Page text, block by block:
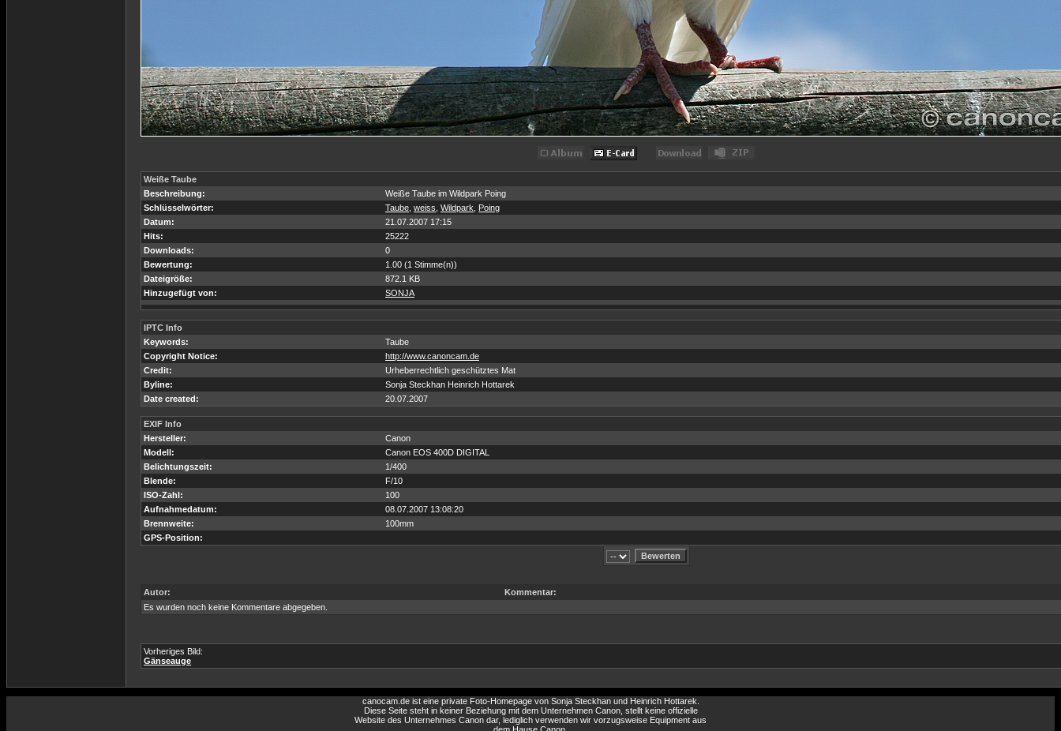
Weiße Taube
Beschreibung:
Weiße Taube im Wildpark Poing
Schlüsselwörter:
Taube weiss Wildpark
Poing
Datum:
21.07.2007 17:15
Hits:
25222
Downloads:
0
Bewertung:
1.00 (1 Stimme(n))
Dateigröße:
872.1 KB
Hinzugefügt von:
SONJA
IPTC Info
Keywords:
Taube
Copyright Notice:
http://www.canoncam.de
Credit:
Urheberrechtlich geschütztes Mat
Byline:
Sonja Steckhan Heinrich Hottarek
Date created:
20.07.2007
EXIF Info
Hersteller:
Canon
Modell:
Canon EOS 400D DIGITAL
Belichtungszeit:
1/400
Blende:
F/10
ISO-Zahl:
100
Aufnahmedatum:
08.07.2007 13:08:20
Brennweite:
100mm
GPS-Position:
Autor:
Kommentar:
Es wurden noch keine Kommentare abgegeben.
Vorheriges Bild:
Gänseauge
canocam.de ist eine private Foto-Homepage von Sonja Steckhan und Heinrich Hottarek.
Diese Seite steht in keiner Beziehung mit dem Unternehmen Canon, stellt keine offizielle
Website des Unternehmes Canon dar, lediglich verwenden wir vorzugsweise Equipment aus